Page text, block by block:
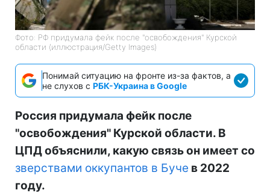
Фото: РФ придумала фейк после "освобождения" Курской
области (иллюстрация/Getty Images)
Понимай ситуацию на фронте из-за фактов, а
не слухов с РБК-Украина в Google
Россия придумала фейк после
"освобождения" Курской области. В
ЦПД объяснили, какую связь он имеет со
зверствами оккупантов в Буче в 2022
году.